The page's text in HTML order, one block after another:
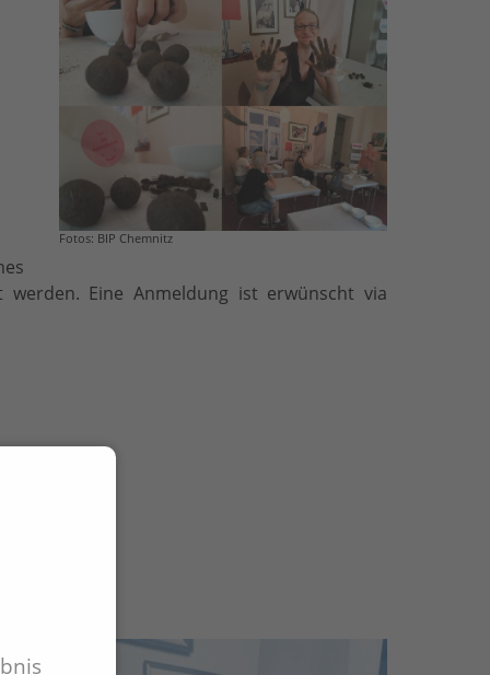
Fotos: BIP Chemnitz
werden. Eine Anmeldung ist erwünscht via